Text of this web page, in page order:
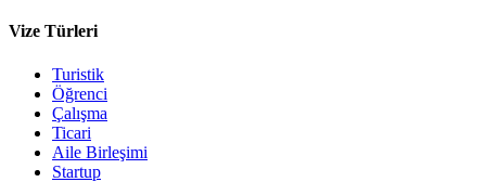
Vize Türleri
Turistik
Öğrenci
Çalışma
Ticari
Aile Birleşimi
Startup